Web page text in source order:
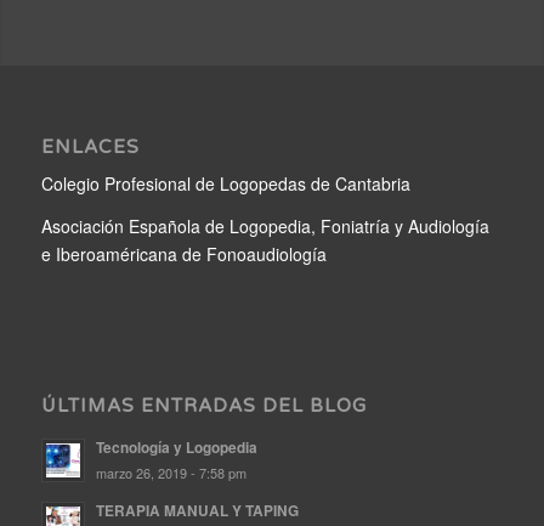
ENLACES
Colegio Profesional de Logopedas de Cantabria
Asociación Española de Logopedia, Foniatría y Audiología
e Iberoaméricana de Fonoaudiología
ÚLTIMAS ENTRADAS DEL BLOG
Tecnología y Logopedia
marzo 26, 2019 - 7:58 pm
TERAPIA MANUAL Y TAPING